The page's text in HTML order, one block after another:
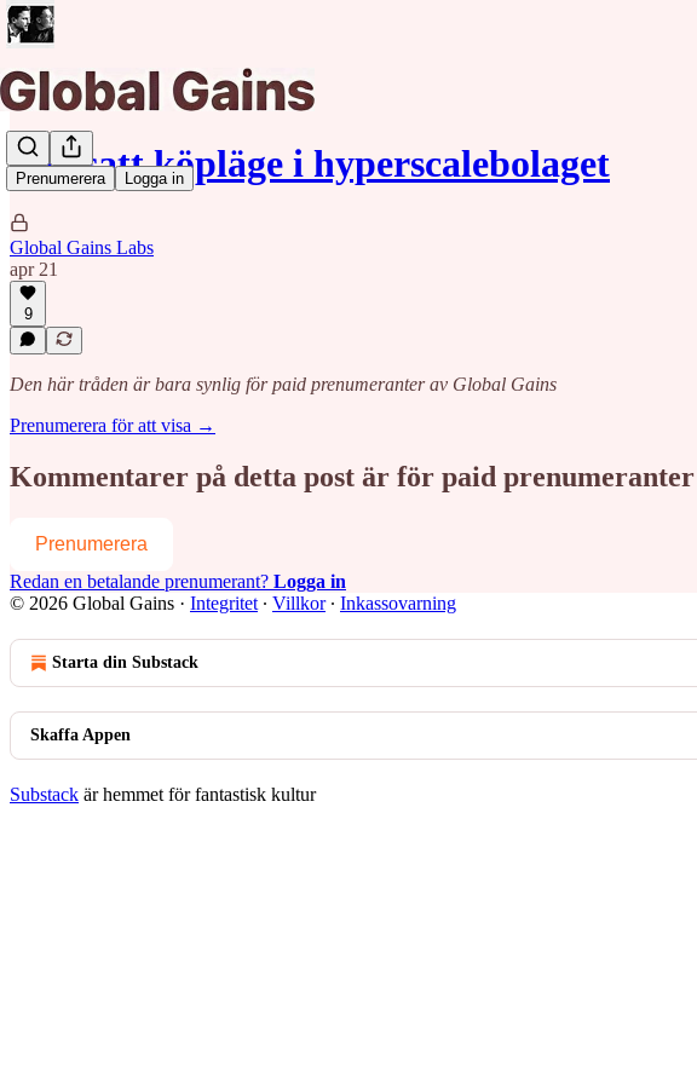
Prenumerera Logga in
Fortsatt köpläge i hyperscalebolaget
Global Gains Labs
apr 21
9
Den här tråden är bara synlig för paid prenumeranter av Global Gains
Prenumerera för att visa →
Kommentarer på detta post är för paid prenumeranter
Prenumerera
Redan en betalande prenumerant? Logga in
© 2026 Global Gains · Integritet ∙ Villkor∙ Inkassovarning
Starta din Substack
Skaffa Appen
Substack är hemmet för fantastisk kultur